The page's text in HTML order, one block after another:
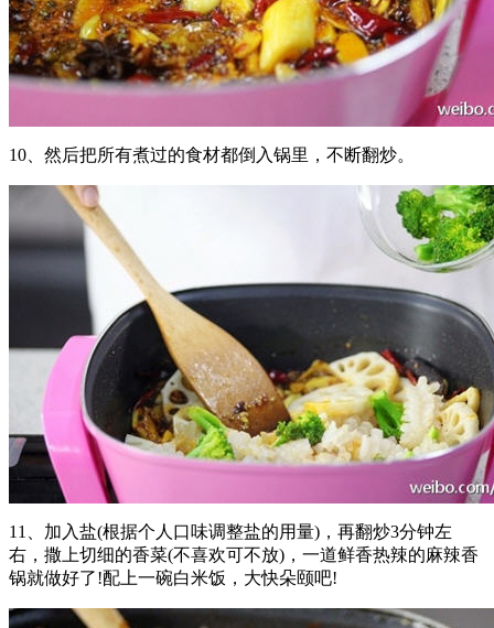
10、然后把所有煮过的食材都倒入锅里，不断翻炒。
11、加入盐(根据个人口味调整盐的用量)，再翻炒3分钟左
右，撒上切细的香菜(不喜欢可不放)，一道鲜香热辣的麻辣香
锅就做好了!配上一碗白米饭，大快朵颐吧!